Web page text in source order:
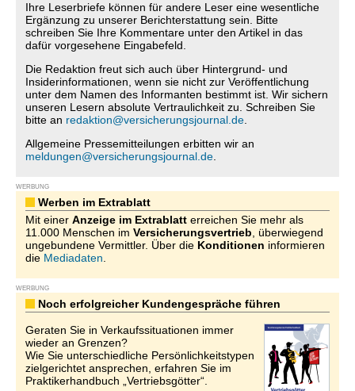
Ihre Leserbriefe können für andere Leser eine wesentliche
Ergänzung zu unserer Berichterstattung sein. Bitte
schreiben Sie Ihre Kommentare unter den Artikel in das
dafür vorgesehene Eingabefeld.
Die Redaktion freut sich auch über Hintergrund- und
Insiderinformationen, wenn sie nicht zur Veröffentlichung
unter dem Namen des Informanten bestimmt ist. Wir sichern
unseren Lesern absolute Vertraulichkeit zu. Schreiben Sie
bitte an redaktion@versicherungsjournal.de
Allgemeine Pressemitteilungen erbitten wir an
meldungen@versicherungsjournal.de
WERBUNG
Werben im Extrablatt
Mit einer Anzeige im Extrablatt erreichen Sie mehr als
11.000 Menschen im Versicherungsvertrieb , überwiegend
ungebundene Vermittler. Über die Konditionen informieren
die Mediadaten
WERBUNG
Noch erfolgreicher Kundengespräche führen
Geraten Sie in Verkaufssituationen immer
wieder an Grenzen?
Wie Sie unterschiedliche Persönlichkeitstypen
zielgerichtet ansprechen, erfahren Sie im
Praktikerhandbuch „Vertriebsgötter“.